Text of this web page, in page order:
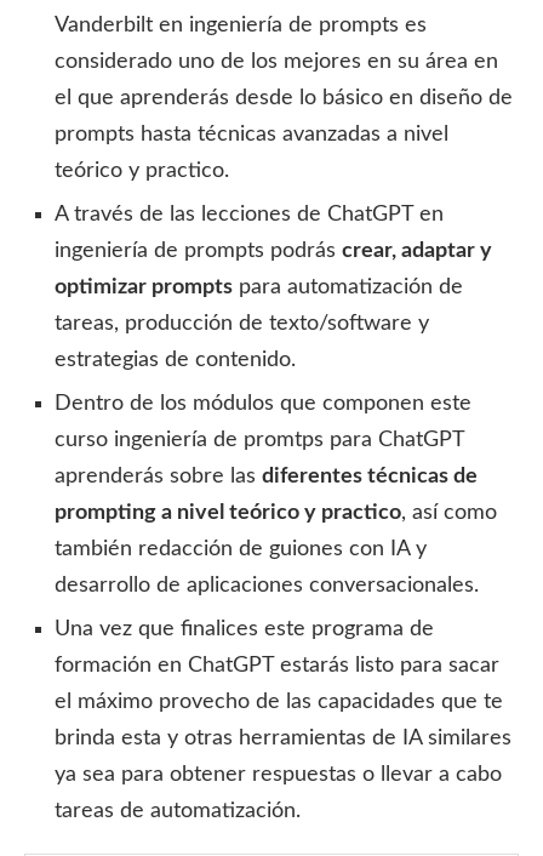
Vanderbilt en ingeniería de prompts es
considerado uno de los mejores en su área en
el que aprenderás desde lo básico en diseño de
prompts hasta técnicas avanzadas a nivel
teórico y practico.
A través de las lecciones de ChatGPT en
ingeniería de prompts podrás crear, adaptar y
optimizar prompts para automatización de
tareas, producción de texto/software y
estrategias de contenido.
Dentro de los módulos que componen este
curso ingeniería de promtps para ChatGPT
aprenderás sobre las diferentes técnicas de
prompting a nivel teórico y practico, así como
también redacción de guiones con IA y
desarrollo de aplicaciones conversacionales.
Una vez que finalices este programa de
formación en ChatGPT estarás listo para sacar
el máximo provecho de las capacidades que te
brinda esta y otras herramientas de IA similares
ya sea para obtener respuestas o llevar a cabo
tareas de automatización.